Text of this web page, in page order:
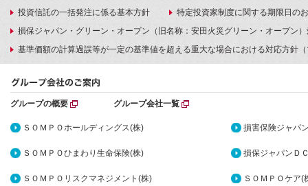
投資信託の一括発注に係る基本方針
特定投資家制度に関する期限日の
損保ジャパン・グリーン・オープン（旧名称：安田火災グリーン・オープン
基準価額の計算過誤等が一定の基準値を超える重大な場合における対応方針
グループの概要 グループ会社一覧
ＳＯＭＰＯホールディングス(株) 損害保険ジャパ
ＳＯＭＰＯひまわり生命保険(株) 損保ジャパンＤ
ＳＯＭＰＯリスクマネジメント(株) ＳＯＭＰＯケア(